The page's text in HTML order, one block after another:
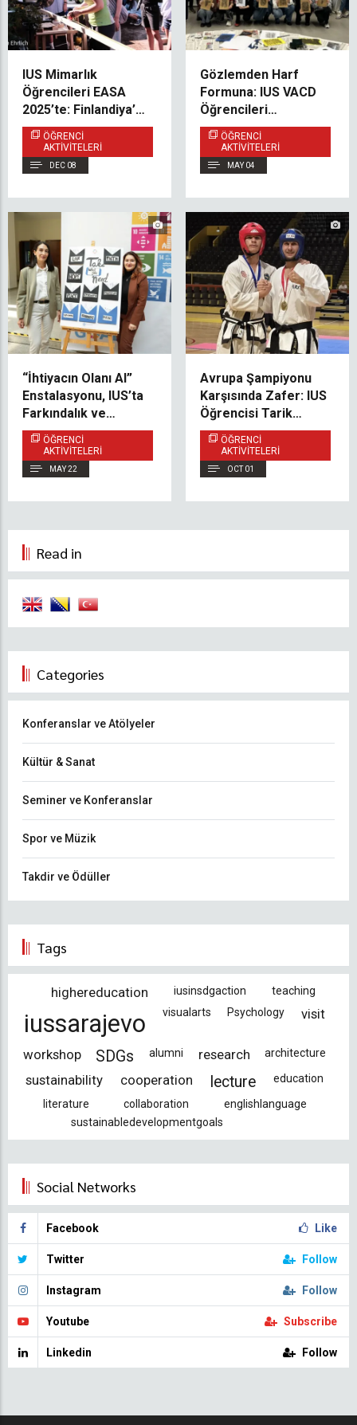
IUS Mimarlık
Öğrencileri EASA
2025’te: Finlandiya’da
Yaratıcılık, İş Birliği ve
Öğrenme Dolu Bir Yaz
ÖĞRENCI
AKTIVITELERI
DEC 08
Gözlemden Harf
Formuna: IUS VACD
Öğrencileri
Tipografiyi Yeniden
Yorumladı
ÖĞRENCI
AKTIVITELERI
MAY 04
“İhtiyacın Olanı Al”
Enstalasyonu, IUS’ta
Farkındalık ve
Duygusal Desteği
Teşvik Ediyor
ÖĞRENCI
AKTIVITELERI
MAY 22
Avrupa Şampiyonu
Karşısında Zafer: IUS
Öğrencisi Tarik
Okerić Dünya
Şampiyonası’na
Gidiyor
ÖĞRENCI
AKTIVITELERI
OCT 01
Read in
Categories
Konferanslar ve Atölyeler
Kültür & Sanat
Seminer ve Konferanslar
Spor ve Müzik
Takdir ve Ödüller
Tags
highereducation iusinsdgaction teaching
iussarajevo visualarts Psychology visit
workshop SDGs alumni research architecture
sustainability cooperation lecture
education
literature
collaboration
englishlanguage
sustainabledevelopmentgoals
Social Networks
Facebook Like
Twitter Follow
Instagram Follow
Youtube Subscribe
Linkedin Follow